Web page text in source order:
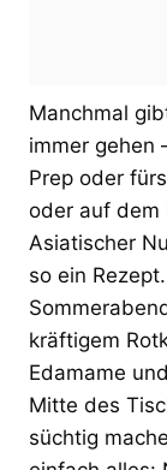
Manchmal
immer gehen
Prep oder
oder auf dem
Asiatischer
so ein
kräftigem
Edamame
Mitte des
süchtig